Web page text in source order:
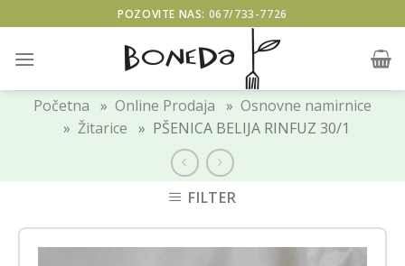
to
content
POZOVITE NAS: 067/733-7726
Početna » Online Prodaja » Osnovne namirnice
» Žitarice » PŠENICA BELIJA RINFUZ 30/1
FILTER